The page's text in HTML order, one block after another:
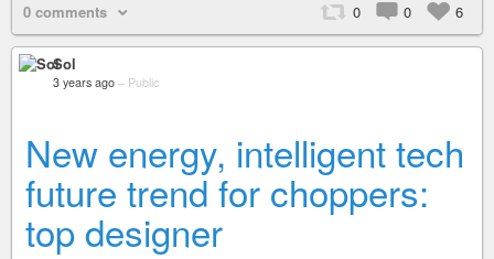
0 comments 0 0 6
Sol
3 years ago – Public
New energy, intelligent tech
future trend for choppers:
top designer